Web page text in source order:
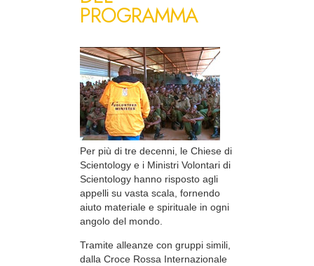
PROGRAMMA
Per più di tre decenni, le Chiese di
Scientology e i Ministri Volontari di
Scientology hanno risposto agli
appelli su vasta scala, fornendo
aiuto materiale e spirituale in ogni
angolo del mondo.
Tramite alleanze con gruppi simili,
dalla Croce Rossa Internazionale